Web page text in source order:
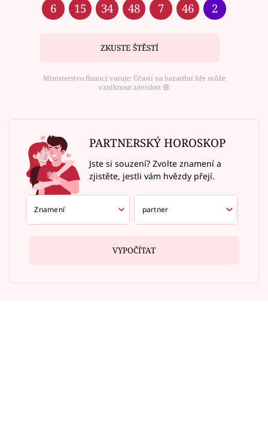
6 15 34 48 7 46 2
ZKUSTE ŠTĚSTÍ
Ministerstvo financí varuje: Účastí na hazardní hře může
vzniknout závislost ⑱
PARTNERSKÝ HOROSKOP
Jste si souzení? Zvolte znamení a
zjistěte, jestli vám hvězdy přejí.
VYPOČÍTAT